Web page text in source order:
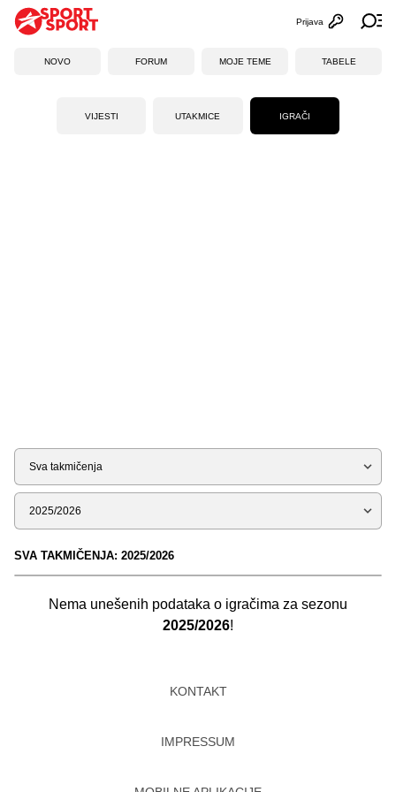
Otvori
Prijava
NOVO FORUM MOJE TEME TABELE
VIJESTI UTAKMICE IGRAČI
Tip
Sezona
SVA TAKMIČENJA: 2025/2026
Nema unešenih podataka o igračima za sezonu
2025/2026!
KONTAKT
IMPRESSUM